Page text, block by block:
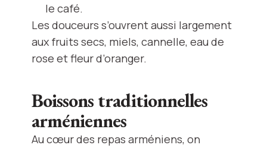
le café.
Les douceurs s’ouvrent aussi largement
aux fruits secs, miels, cannelle, eau de
rose et fleur d’oranger.
Boissons traditionnelles
arméniennes
Au cœur des repas arméniens, on